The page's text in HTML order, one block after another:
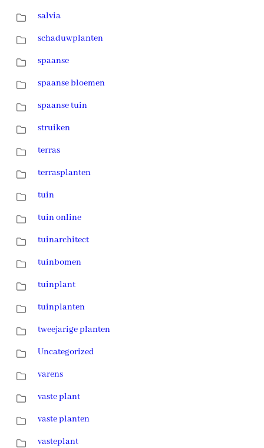
salvia
schaduwplanten
spaanse
spaanse bloemen
spaanse tuin
struiken
terras
terrasplanten
tuin
tuin online
tuinarchitect
tuinbomen
tuinplant
tuinplanten
tweejarige planten
Uncategorized
varens
vaste plant
vaste planten
vasteplant